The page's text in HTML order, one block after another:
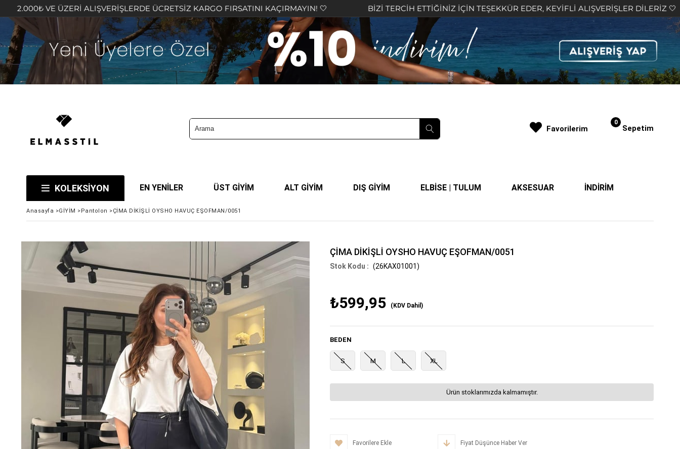
ALIŞVERİŞLERDE ÜCRETSİZ KARGO FIRSATINI KAÇIRMAYIN! 🤍 BİZİ TERCİH ETTİĞİNİZ İÇİN TEŞEKKÜR EDER, KEYİFLİ ALIŞVERİŞLER DİLERİZ 🤍 2.000₺
Sepetim
0
KOLEKSİYON EN YENİLER ÜST GİYİM ALT GİYİM DIŞ GİYİM ELBİSE | TULUM AKSESUAR İNDİRİM
Favorilerim
Anasayfa >GİYİM >Pantolon >ÇİMA DİKİŞLİ OYSHO HAVUÇ EŞOFMAN/0051
ÇİMA DİKİŞLİ OYSHO HAVUÇ EŞOFMAN/0051
(26KAX01001)
₺599,95 (KDV Dahil)
BEDEN
S M L XL
Ürün stoklarımızda kalmamıştır.
Favorilere Ekle Fiyat Düşünce Haber Ver